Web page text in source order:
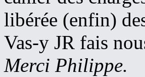
libérée (enfin)
Vas-y JR fais
Merci Philippe.